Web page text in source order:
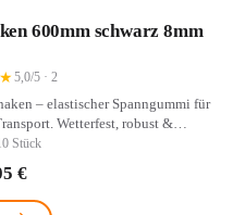
600mm schwarz 8mm
★5,0/5 · 2
– elastischer Spanngummi für
Wetterfest, robust &…
Stück
€